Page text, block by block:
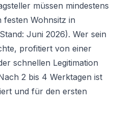
müssen mindestens
festen Wohnsitz in
Juni 2026). Wer sein
profitiert von einer
schnellen Legitimation
2 bis 4 Werktagen ist
und für den ersten